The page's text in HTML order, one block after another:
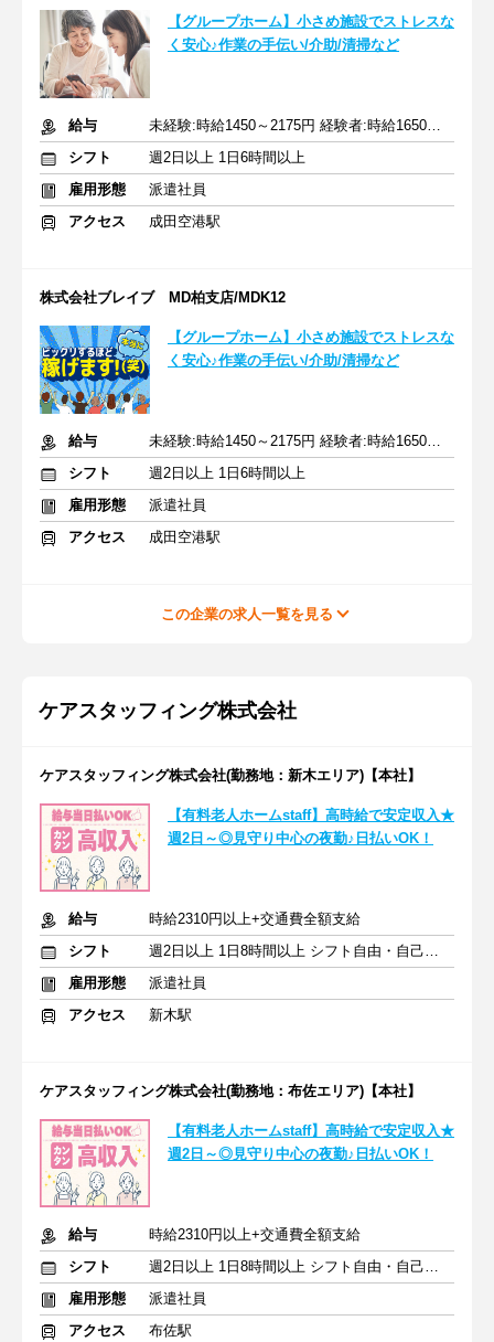
【グループホーム】小さめ施設でストレスな
く安心♪作業の手伝い/介助/清掃など
給与
未経験:時給1450～2175円 経験者:時給1650～2475円+交通費全額
シフト
週2日以上 1日6時間以上
雇用形態
派遣社員
アクセス
成田空港駅
株式会社ブレイブ MD柏支店/MDK12
【グループホーム】小さめ施設でストレスな
く安心♪作業の手伝い/介助/清掃など
給与
未経験:時給1450～2175円 経験者:時給1650～2475円+交通費全額
シフト
週2日以上 1日6時間以上
雇用形態
派遣社員
アクセス
成田空港駅
この企業の求人一覧を見る
ケアスタッフィング株式会社
ケアスタッフィング株式会社(勤務地：新木エリア)【本社】
【有料老人ホームstaff】高時給で安定収入★
週2日～◎見守り中心の夜勤♪日払いOK！
給与
時給2310円以上+交通費全額支給
シフト
週2日以上 1日8時間以上 シフト自由・自己申告
雇用形態
派遣社員
アクセス
新木駅
ケアスタッフィング株式会社(勤務地：布佐エリア)【本社】
【有料老人ホームstaff】高時給で安定収入★
週2日～◎見守り中心の夜勤♪日払いOK！
給与
時給2310円以上+交通費全額支給
シフト
週2日以上 1日8時間以上 シフト自由・自己申告
雇用形態
派遣社員
アクセス
布佐駅